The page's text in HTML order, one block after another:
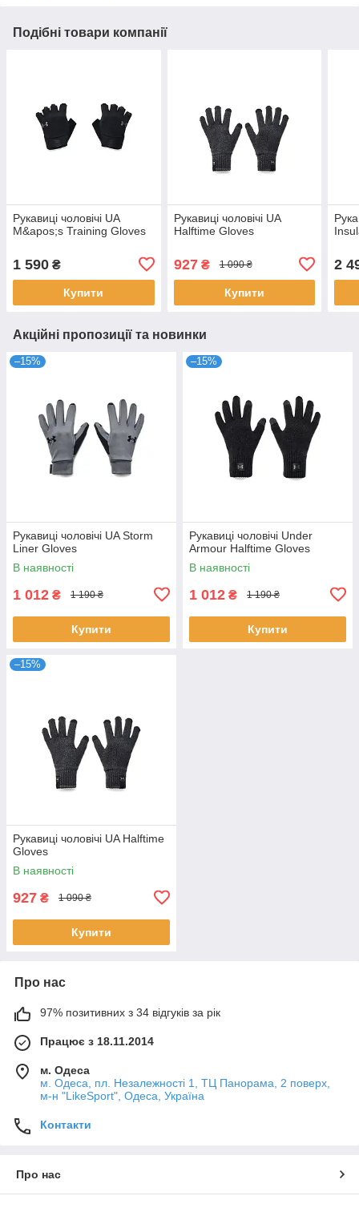
Подібні товари компанії
Рукавиці чоловічі UA
M&apos;s Training Gloves
1 590 ₴
Купити
Рукавиці чоловічі UA
Halftime Gloves
927₴ 1 090 ₴
Купити
2
Акційні пропозиції та новинки
–15%
Рукавиці чоловічі UA Storm
Liner Gloves
В наявності
1 012 ₴ 1 190 ₴
Купити
–15%
Рукавиці чоловічі Under
Armour Halftime Gloves
В наявності
1 012 ₴ 1 190 ₴
Купити
–15%
Рукавиці чоловічі UA Halftime
Gloves
В наявності
927 ₴ 1 090 ₴
Купити
Про нас
97% позитивних з 34 відгуків за рік
Працює з 18.11.2014
м. Одеса
м. Одеса, пл. Незалежності 1, ТЦ Панорама, 2 поверх,
м-н "LikeSport", Одеса, Україна
Контакти
Про нас